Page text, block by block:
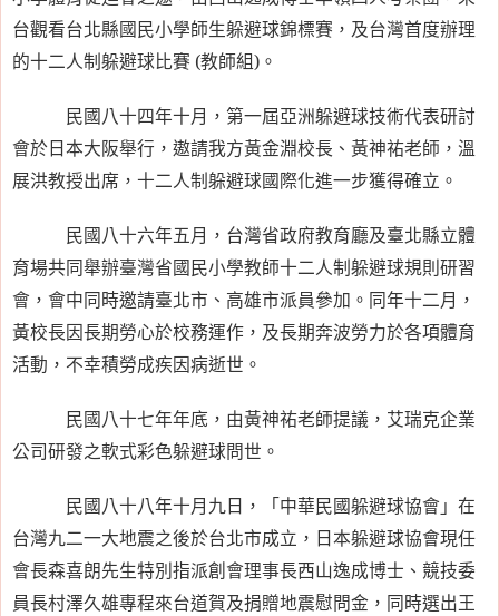
台觀看台北縣國民小學師生躲避球錦標賽，及台灣首度辦理
的十二人制躲避球比賽 (教師組) 。
民國八十四年十月，第一屆亞洲躲避球技術代表研討
會於日本大阪舉行，遨請我方黃金淵校長、黃神祐老師，溫
展洪教授出席，十二人制躲避球國際化進一步獲得確立。
民國八十六年五月，台灣省政府教育廳及臺北縣立體
育場共同舉辦臺灣省國民小學教師十二人制躲避球規則研習
會，會中同時邀請臺北市、高雄市派員參加。同年十二月，
黃校長因長期勞心於校務運作，及長期奔波勞力於各項體育
活動，不幸積勞成疾因病逝世。
民國八十七年年底，由黃神祐老師提議，艾瑞克企業
公司研發之軟式彩色躲避球問世。
民國八十八年十月九日，「中華民國躲避球協會」在
台灣九二一大地震之後於台北市成立，日本躲避球協會現任
會長森喜朗先生特別指派創會理事長西山逸成博士、競技委
員長村澤久雄專程來台道賀及捐贈地震慰問金，同時選出王